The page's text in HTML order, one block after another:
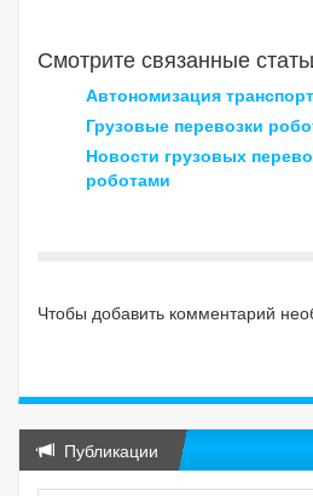
Смотрите связанные
Автономизация
Грузовые перевозки
Новости грузовых
роботами
Чтобы добавить комментарий
Публикации